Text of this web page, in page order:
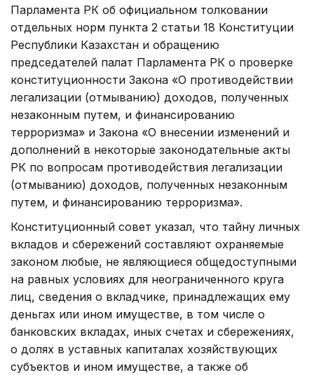
Парламента РК об официальном толковании
отдельных норм пункта 2 статьи 18 Конституции
Республики Казахстан и обращению
председателей палат Парламента РК о проверке
конституционности Закона «О противодействии
легализации (отмыванию) доходов, полученных
незаконным путем, и финансированию
терроризма» и Закона «О внесении изменений и
дополнений в некоторые законодательные акты
РК по вопросам противодействия легализации
(отмыванию) доходов, полученных незаконным
путем, и финансированию терроризма».
Конституционный совет указал, что тайну личных
вкладов и сбережений составляют охраняемые
законом любые, не являющиеся общедоступными
на равных условиях для неограниченного круга
лиц, сведения о вкладчике, принадлежащих ему
деньгах или ином имуществе, в том числе о
банковских вкладах, иных счетах и сбережениях,
о долях в уставных капиталах хозяйствующих
субъектов и ином имуществе, а также об